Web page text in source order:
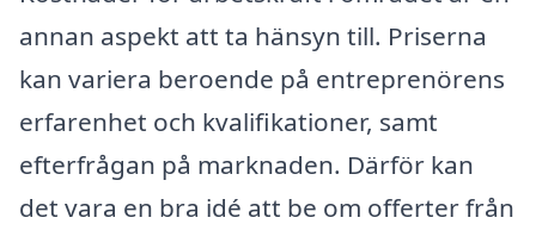
annan aspekt att ta hänsyn till. Priserna
kan variera beroende på entreprenörens
erfarenhet och kvalifikationer, samt
efterfrågan på marknaden. Därför kan
det vara en bra idé att be om offerter från